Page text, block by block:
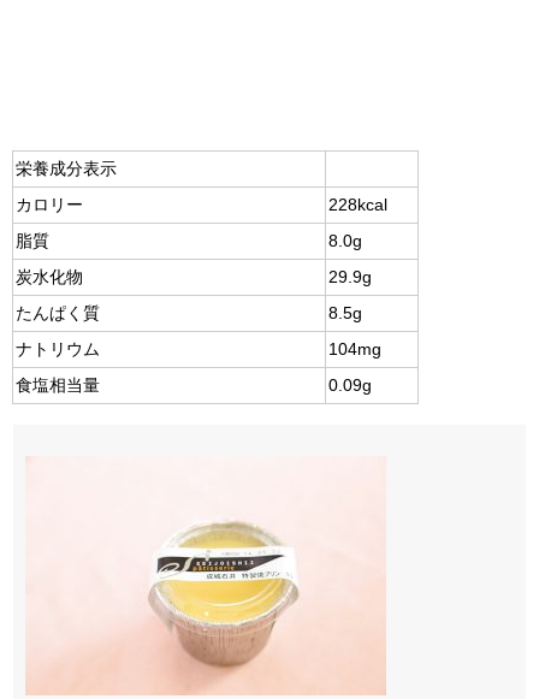
栄養成分表示
カロリー
228kcal
脂質
8.0g
炭水化物
29.9g
たんぱく質
8.5g
ナトリウム
104mg
食塩相当量
0.09g